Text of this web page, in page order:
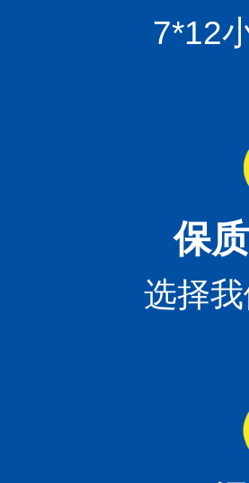
7*12
保
选择